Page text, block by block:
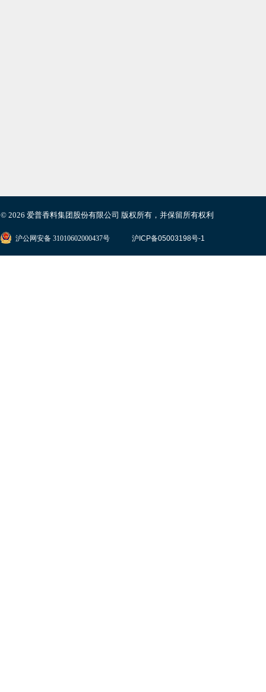
© 2026 爱普香料集团股份有限公司 版权所有，并保留所有权利
沪公网安备 31010602000437号 沪ICP备05003198号-1